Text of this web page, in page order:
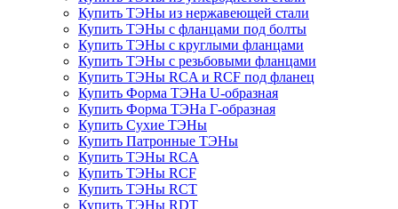
Купить ТЭНы из нержавеющей стали
Купить ТЭНы с фланцами под болты
Купить ТЭНы с круглыми фланцами
Купить ТЭНы с резьбовыми фланцами
Купить ТЭНы RCA и RCF под фланец
Купить Форма ТЭНа U-образная
Купить Форма ТЭНа Г-образная
Купить Сухие ТЭНы
Купить Патронные ТЭНы
Купить ТЭНы RCA
Купить ТЭНы RCF
Купить ТЭНы RCT
Купить ТЭНы RDT